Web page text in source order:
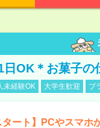
日OK＊お菓子の
未経験OK 大学生歓迎 ブ
タート】PCやスマホ